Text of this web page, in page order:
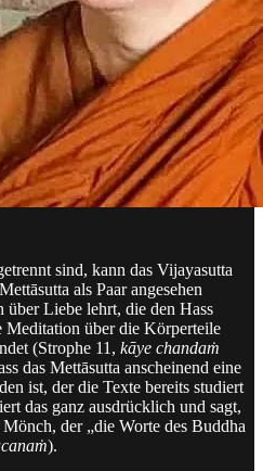
sind, kann das Vijayasutta
als Paar angesehen
über Liebe lehrt, die den Hass
Meditation über die Körperteile
(Strophe 11, kāye chandaṁ
das Mettāsutta anscheinend eine
ist, der die Texte bereits studiert
das ganz ausdrücklich und sagt,
der „die Worte des Buddha
).